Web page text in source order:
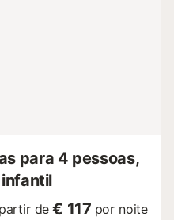
para 4 pessoas,
de € 117 por noite